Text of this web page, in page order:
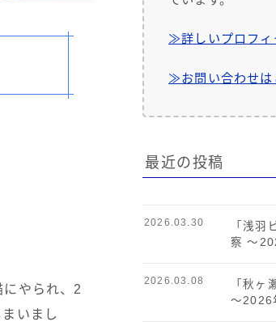
やられ、2
いまし
≫詳しいプロフィ
≫お問い合わせは
最近の投稿
「浅羽
察 ～
2026.03.30
「秋ヶ
～2026
2026.03.08